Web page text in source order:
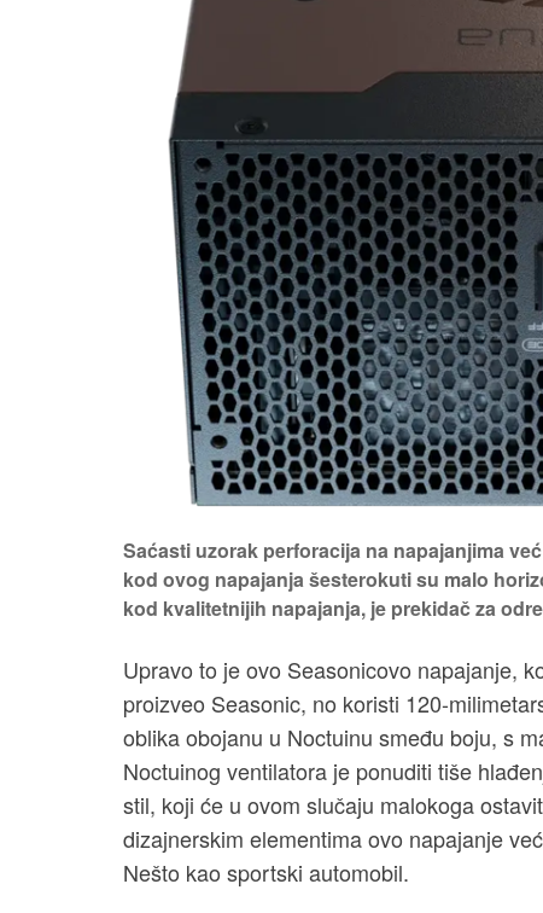
Saćasti uzorak perforacija na napajanjima
kod ovog napajanja šesterokuti su malo
kod kvalitetnijih napajanja, je prekidač za
Upravo to je ovo Seasonicovo napajanje,
proizveo Seasonic, no koristi 120-
oblika obojanu u Noctuinu smeđu boju, s
Noctuinog ventilatora je ponuditi tiše
stil, koji će u ovom slučaju malokoga
dizajnerskim elementima ovo napajanje
Nešto kao sportski automobil.